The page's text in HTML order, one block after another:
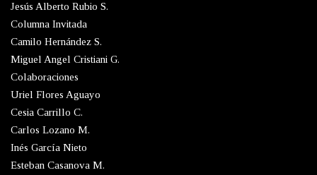
Jesús Alberto Rubio S.
Columna Invitada
Camilo Hernández S.
Miguel Angel Cristiani G.
Colaboraciones
Uriel Flores Aguayo
Cesia Carrillo C.
Carlos Lozano M.
Inés García Nieto
Esteban Casanova M.